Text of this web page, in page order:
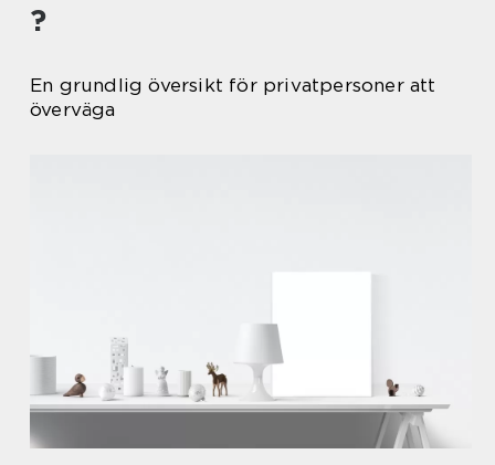
?
En grundlig översikt för privatpersoner att
överväga